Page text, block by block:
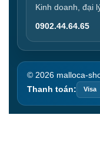
Kinh doanh, đại
0902.44.64.65
© 2026 malloca-
Thanh toán:
Visa